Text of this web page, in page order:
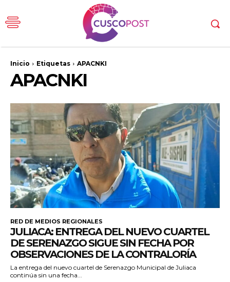
Inicio Etiquetas APACNKI
APACNKI
RED DE MEDIOS REGIONALES
JULIACA: ENTREGA DEL NUEVO CUARTEL
DE SERENAZGO SIGUE SIN FECHA POR
OBSERVACIONES DE LA CONTRALORÍA
La entrega del nuevo cuartel de Serenazgo Municipal de Juliaca
continúa sin una fecha...